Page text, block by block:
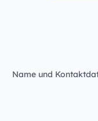
Name und